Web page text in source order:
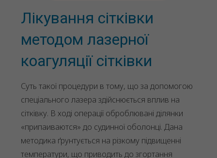
Лікування сітківки
методом лазерної
коагуляції сітківки
Суть такої процедури в тому, що за допомогою
спеціального лазера здійснюється вплив на
сітківку. В ході операції оброблювані ділянки
«припаиваются» до судинної оболонці. Дана
методика ґрунтується на різкому підвищенні
температури, що приводить до згортання